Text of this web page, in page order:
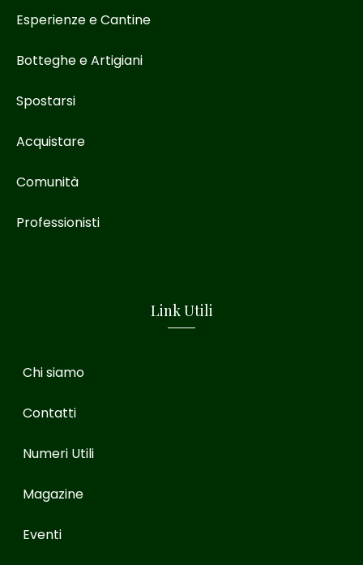
Esperienze e Cantine
Botteghe e Artigiani
Spostarsi
Acquistare
Comunità
Professionisti
Link Utili
Chi siamo
Contatti
Numeri Utili
Magazine
Eventi